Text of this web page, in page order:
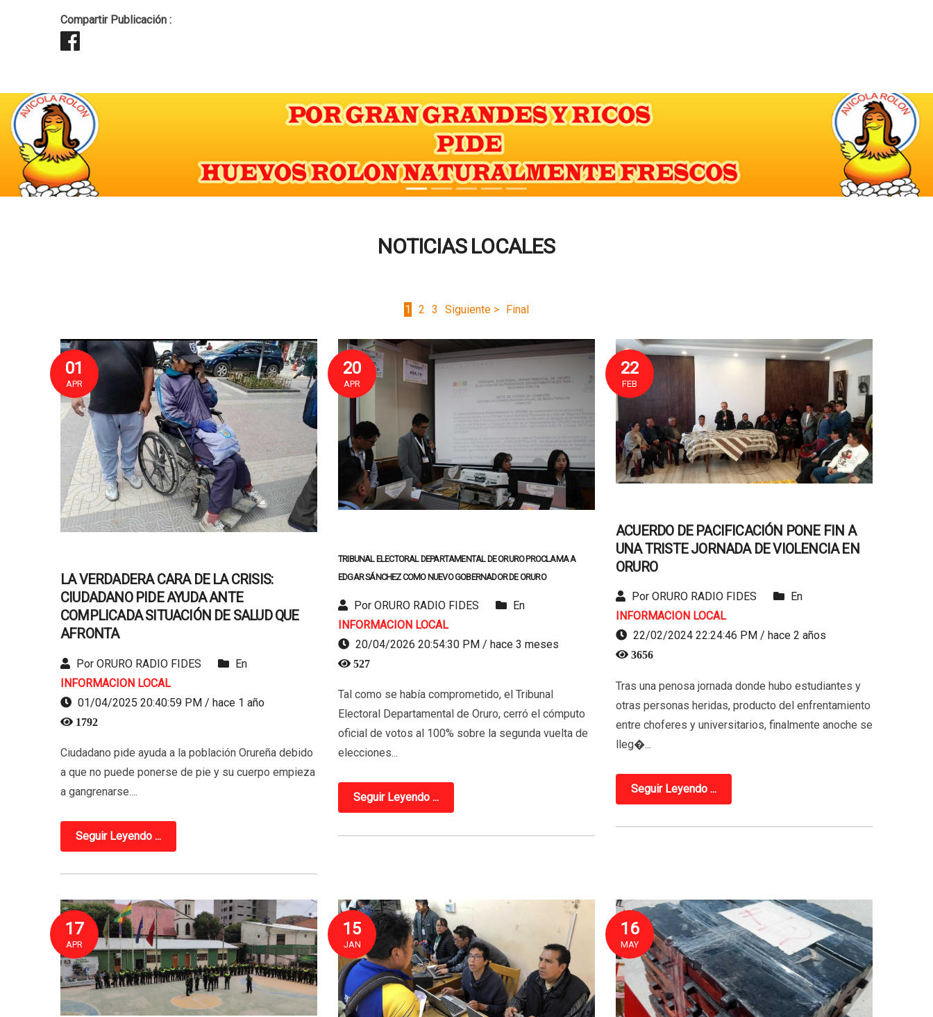
Compartir Publicación :
NOTICIAS LOCALES
1 2 3 Siguiente > Final
01
APR
LA VERDADERA CARA DE LA CRISIS:
CIUDADANO PIDE AYUDA ANTE
COMPLICADA SITUACIÓN DE SALUD QUE
AFRONTA
Por ORURO RADIO FIDES
En
INFORMACION LOCAL
01/04/2025 20:40:59 PM / hace 1 año
1792
Ciudadano pide ayuda a la población Orureña debido
a que no puede ponerse de pie y su cuerpo empieza
a gangrenarse....
Seguir Leyendo ...
20
APR
TRIBUNAL ELECTORAL DEPARTAMENTAL DE ORURO PROCLAMA A
EDGAR SÁNCHEZ COMO NUEVO GOBERNADOR DE ORURO
Por ORURO RADIO FIDES
En
INFORMACION LOCAL
20/04/2026 20:54:30 PM / hace 3 meses
527
Tal como se había comprometido, el Tribunal
Electoral Departamental de Oruro, cerró el cómputo
oficial de votos al 100% sobre la segunda vuelta de
elecciones...
Seguir Leyendo ...
22
FEB
ACUERDO DE PACIFICACIÓN PONE FIN A
UNA TRISTE JORNADA DE VIOLENCIA EN
ORURO
Por ORURO RADIO FIDES
En
INFORMACION LOCAL
22/02/2024 22:24:46 PM / hace 2 años
3656
Tras una penosa jornada donde hubo estudiantes y
otras personas heridas, producto del enfrentamiento
entre choferes y universitarios, finalmente anoche se
lleg�...
Seguir Leyendo ...
17
APR
15
JAN
16
MAY